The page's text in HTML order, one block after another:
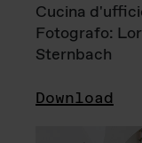
Cucina
Fotografo:
Sternbach
Download